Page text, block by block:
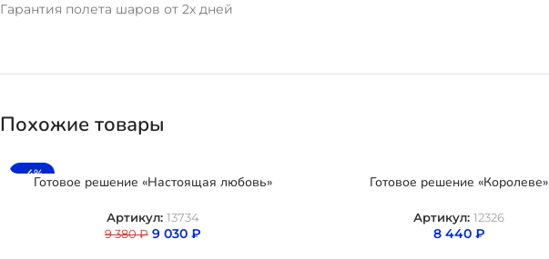
Гарантия полета шаров от 2х дней
Похожие товары
-4%
Готовое решение «Настоящая любовь»
Артикул: 13734
9 380₽ 9 030 ₽
Готовое решение «Королеве»
Артикул: 12326
8 440 ₽